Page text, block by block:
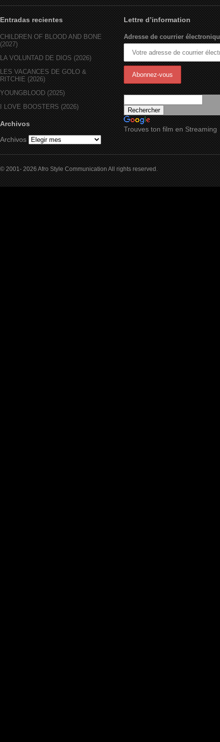
Entradas recientes
CHILDREN OF BLOOD AND BONE
(2027)
LA VOLUNTAD DE DIOS (2026)
LES VACANCES DE GOLO &
RITCHIE (2026)
YOUNGBLOOD (2025)
I LOVE BOOSTERS (2026)
Archivos
Archivos
Lettre d’information
Adresse de courrier
Trouves ton film en Streaming
© 2001- 2026 Afro Style Communication All rights reserved.